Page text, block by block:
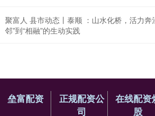
聚富人 县市动态丨泰顺 ：山水化桥，活力奔
邻”到“相融”的生动实践
垒富配资
正规配资公
司
在线配资
股